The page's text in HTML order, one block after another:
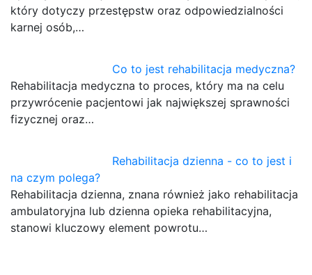
który dotyczy przestępstw oraz odpowiedzialności
karnej osób,…
Co to jest rehabilitacja medyczna?
Rehabilitacja medyczna to proces, który ma na celu
przywrócenie pacjentowi jak największej sprawności
fizycznej oraz…
Rehabilitacja dzienna - co to jest i
na czym polega?
Rehabilitacja dzienna, znana również jako rehabilitacja
ambulatoryjna lub dzienna opieka rehabilitacyjna,
stanowi kluczowy element powrotu…